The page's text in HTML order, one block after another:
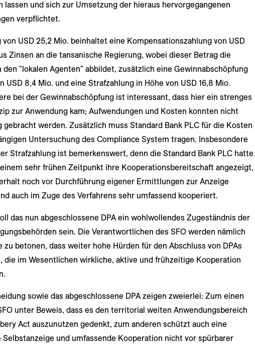
lassen und sich zur Umsetzung der hieraus hervorgegangenen
verpflichtet.
von USD 25,2 Mio. beinhaltet eine Kompensationszahlung von USD
Zinsen an die tansanische Regierung, wobei dieser Betrag die
den "lokalen Agenten" abbildet, zusätzlich eine Gewinnabschöpfung
USD 8,4 Mio. und eine Strafzahlung in Höhe von USD 16,8 Mio.
bei der Gewinnabschöpfung ist interessant, dass hier ein strenges
zur Anwendung kam; Aufwendungen und Kosten konnten nicht
gebracht werden. Zusätzlich muss Standard Bank PLC für die Kosten
Untersuchung des Compliance System tragen. Insbesondere
Strafzahlung ist bemerkenswert, denn die Standard Bank PLC hatte
sehr frühen Zeitpunkt ihre Kooperationsbereitschaft angezeigt,
noch vor Durchführung eigener Ermittlungen zur Anzeige
auch im Zuge des Verfahrens sehr umfassend kooperiert.
das nun abgeschlossene DPA ein wohlwollendes Zugeständnis der
sein. Die Verantwortlichen des SFO werden nämlich
zu betonen, dass weiter hohe Hürden für den Abschluss von DPAs
die im Wesentlichen wirkliche, aktive und frühzeitige Kooperation
sowie das abgeschlossene DPA zeigen zweierlei: Zum einen
unter Beweis, dass es den territorial weiten Anwendungsbereich
Act auszunutzen gedenkt, zum anderen schützt auch eine
und umfassende Kooperation nicht vor spürbarer